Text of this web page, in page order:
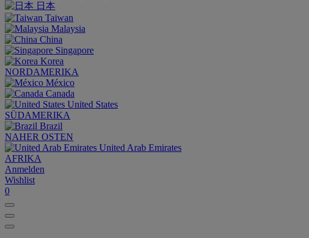
日本
Taiwan
Malaysia
China
Singapore
Korea
NORDAMERIKA
México
Canada
United States
SÜDAMERIKA
Brazil
NAHER OSTEN
United Arab Emirates
AFRIKA
Anmelden
Wishlist
0